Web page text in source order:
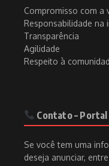
Compromisso com a
Responsabilidade na
Transparência
Agilidade
Respeito à
Contato – Portal
Se você tem uma
deseja anunciar,